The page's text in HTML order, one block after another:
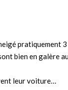
pratiquement
bien en galère
leur voiture…